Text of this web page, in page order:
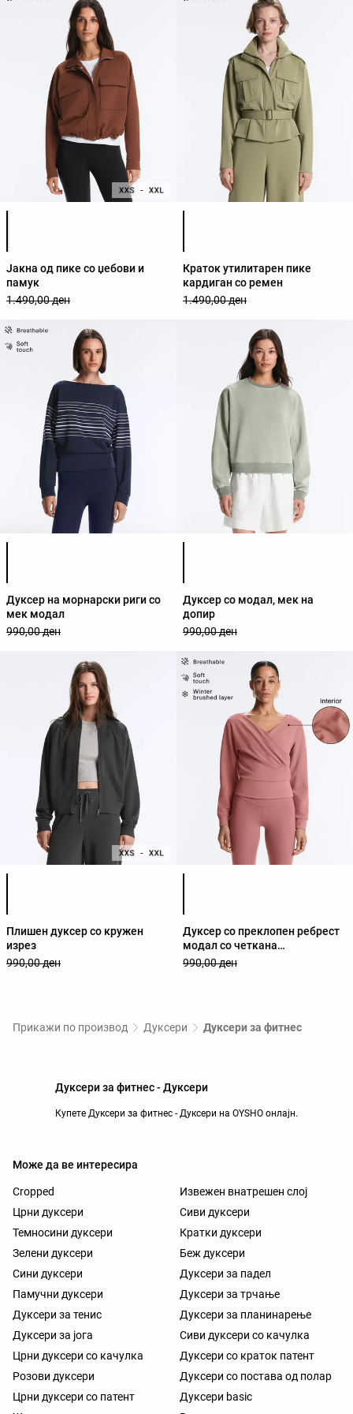
Листа на бои на производот
Јакна од пике со џебови и
памук
1.490,00 ден
Листа на бои на производот
Краток утилитарен пике
кардиган со ремен
1.490,00 ден
Листа на бои на производот
Дуксер на морнарски риги со
мек модал
990,00 ден
Листа на бои на производот
Дуксер со модал, мек на
допир
990,00 ден
Плишен дуксер со кружен
изрез
990,00 ден
Дуксер со преклопен ребрест
модал со четкана
внатрешност
990,00 ден
Прикажи по производ Дуксери Дуксери за фитнес
Дуксери за фитнес - Дуксери
Купете Дуксери за фитнес - Дуксери на OYSHO онлајн.
Може да ве интересира
Cropped
Извежен внатрешен слој
Црни дуксери
Сиви дуксери
Темносини дуксери
Кратки дуксери
Зелени дуксери
Беж дуксери
Сини дуксери
Дуксери за падел
Памучни дуксери
Дуксери за трчање
Дуксери за тенис
Дуксери за планинарење
Дуксери за јога
Сиви дуксери со качулка
Црни дуксери со качулка
Дуксери со краток патент
Розови дуксери
Дуксери со постава од полар
Црни дуксери со патент
Дуксери basic